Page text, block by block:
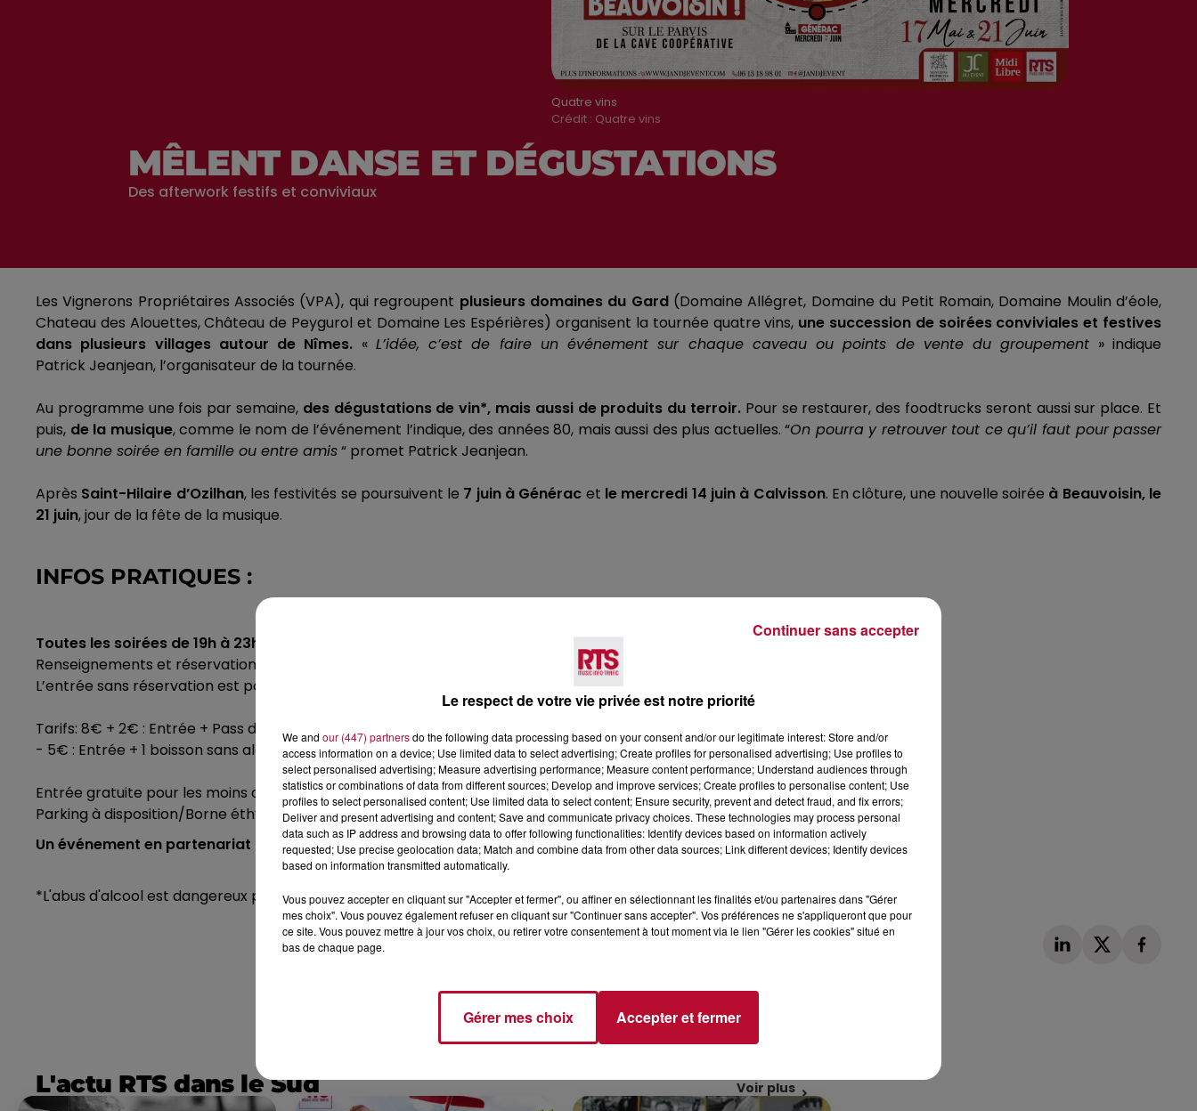
Quatre vins
Crédit : Quatre vins
MÊLENT DANSE ET DÉGUSTATIONS
Des afterwork festifs et conviviaux
Les Vignerons Propriétaires Associés (VPA), qui regroupent plusieurs domaines du Gard (Domaine Allégret, Domaine du Petit Romain, Domaine Moulin d’éole,
Chateau des Alouettes, Château de Peygurol et Domaine Les Espérières) organisent la tournée quatre vins, une succession de soirées conviviales et festives
dans plusieurs villages autour de Nîmes. « L’idée, c’est de faire un événement sur chaque caveau ou points de vente du groupement » indique
Patrick Jeanjean, l’organisateur de la tournée.
Au programme une fois par semaine, des dégustations devin*, mais aussi de produits du terroir. Pour se restaurer, des foodtrucks seront aussi sur place. Et
puis, de la musique, comme le nom de l’événement l’indique, des années 80, mais aussi des plus actuelles. “On pourra y retrouver tout ce qu’il faut pour passer
une bonne soirée en famille ou entre amis“ promet Patrick Jeanjean.
Après Saint-Hilaire d’Ozilhan, les festivités se poursuivent le 7 juin à Générac et le mercredi 14 juin à Calvisson. En clôture, une nouvelle soirée à Beauvoisin, le
21 juin, jour de la fête de la musique.
INFOS PRATIQUES :
Toutes les soirées de19h à 23h
Renseignements et réservations sur
L’entrée sans réservation est possible le soir même.
Tarifs: 8€ + 2€ : Entrée + Pass dégustation (2 doses de 10cl + Verre consigné 2€
- 5€ : Entrée + 1 boisson sans alcool auchoix*
Entrée gratuite pour les moins de 13 ans.
Parking à disposition/Borne éthylotest
Un événement en partenariat avec RTS
*L'abus d'alcool est dangereux pour la santé, à consommer avec modération.
L'actu RTS dans le Sud Voir plus
Le respect de votre vie privée est notre priorité
We and our (447) partnersdo the following data processing based on your consent and/or our legitimate interest: Store and/or
access information on a device; Use limited data to select advertising; Create profiles for personalised advertising; Use profiles to
select personalised advertising; Measure advertising performance; Measure content performance; Understand audiences through
statistics or combinations of data from different sources; Develop and improve services; Create profiles to personalise content; Use
profiles to select personalised content; Use limited data to select content; Ensure security, prevent and detect fraud, and fix errors;
Deliver and present advertising and content; Save and communicate privacy choices. These technologies may process personal
data such as IP address and browsing data to offer following functionalities: Identify devices based on information actively
requested; Use precise geolocation data; Match and combine data from other data sources; Link different devices; Identify devices
based on information transmitted automatically.
Vous pouvez accepter en cliquant sur "Accepter et fermer", ou affiner en sélectionnant les finalités et/ou partenaires dans "Gérer
mes choix". Vous pouvez également refuser en cliquant sur "Continuer sans accepter". Vos préférences ne s'appliqueront que pour
ce site. Vous pouvez mettre à jour vos choix, ou retirer votre consentement à tout moment via le lien "Gérer les cookies" situé en
bas de chaque page.
Gérer mes choix Accepter et fermer
Continuer sans accepter